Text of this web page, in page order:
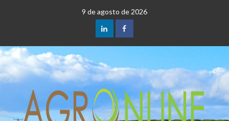
9 de agosto de 2026